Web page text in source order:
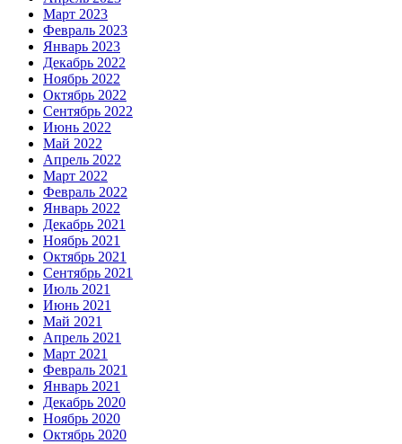
Март 2023
Февраль 2023
Январь 2023
Декабрь 2022
Ноябрь 2022
Октябрь 2022
Сентябрь 2022
Июнь 2022
Май 2022
Апрель 2022
Март 2022
Февраль 2022
Январь 2022
Декабрь 2021
Ноябрь 2021
Октябрь 2021
Сентябрь 2021
Июль 2021
Июнь 2021
Май 2021
Апрель 2021
Март 2021
Февраль 2021
Январь 2021
Декабрь 2020
Ноябрь 2020
Октябрь 2020